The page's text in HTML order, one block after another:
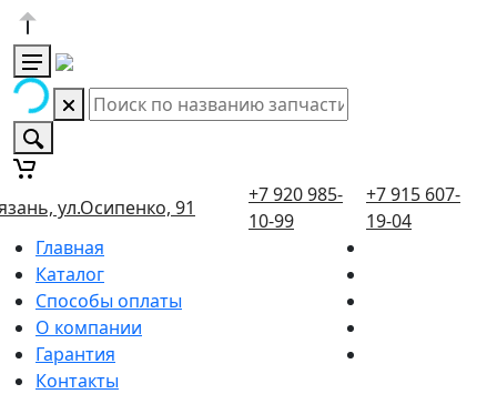
ул.Осипенко, 91
+7 920 985-
10-99
+7 915 607-
19-04
Главная
Каталог
Способы оплаты
О компании
Гарантия
Контакты